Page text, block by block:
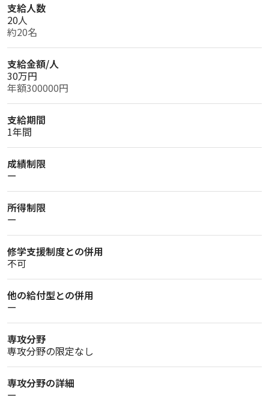
支給人数
20人
約20名
支給金額/人
30万円
年額300000円
支給期間
1年間
成績制限
ー
所得制限
ー
修学支援制度との併用
不可
他の給付型との併用
ー
専攻分野
専攻分野の限定なし
専攻分野の詳細
ー